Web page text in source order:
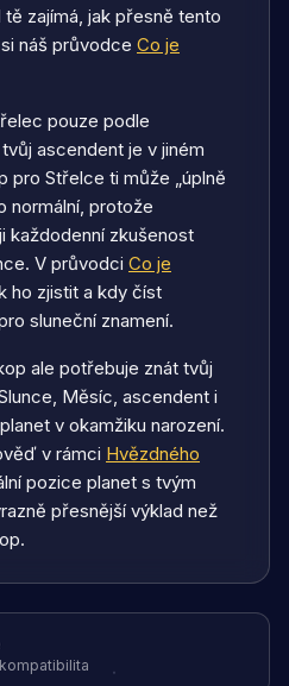
zajímá, jak přesně tento
náš průvodce Co je
pouze podle
ascendent je v jiném
pro Střelce ti může „úplně
normální, protože
každodenní zkušenost
V průvodci Co je
ho zjistit a kdy číst
sluneční znamení.
ale potřebuje znát tvůj
Měsíc, ascendent i
v okamžiku narození.
v rámci Hvězdného
pozice planet s tvým
přesnější výklad než